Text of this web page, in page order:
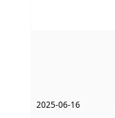
2025-06-16